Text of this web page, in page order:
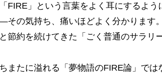
FIRE」という言葉をよく耳にするよ
の気持ち、痛いほどよく分かります
節約を続けてきた「ごく普通のサラリ
またに溢れる「夢物語のFIRE論」で